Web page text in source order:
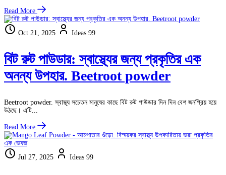
Read More
Oct 21, 2025 Ideas 99
বিট রুট পাউডার: স্বাস্থ্যের জন্য প্রকৃতির এক
অনন্য উপহার. Beetroot powder
Beetroot powder. স্বাস্থ্য সচেতন মানুষের কাছে বিট রুট পাউডার দিন দিন বেশ জনপ্রিয় হয়ে
উঠছে। এটি...
Read More
Jul 27, 2025 Ideas 99